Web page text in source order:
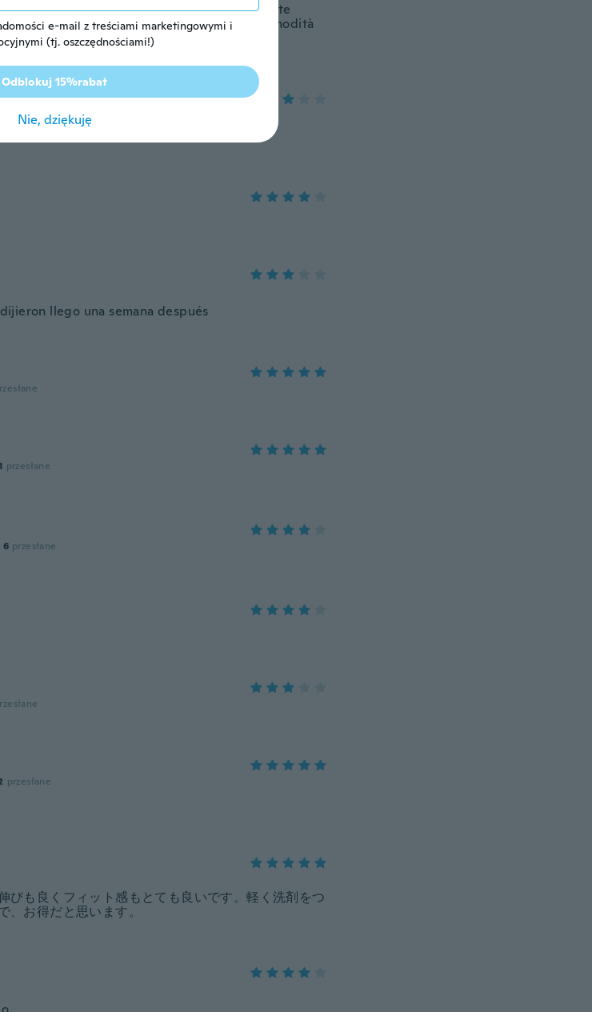
non so quanto dureranno poiché fatte
di spugna. Sicuramente riguardo la comodità
azzurre usa e getta.
llego una semana después
przesłane
6 przesłane
przesłane
びも良くフィット感もとても良いです。軽く洗剤をつ
、お得だと思います。
e-mail z treściami marketingowymi i
(tj. oszczędnościami!)
Odblokuj 15%rabat
Nie, dziękuję